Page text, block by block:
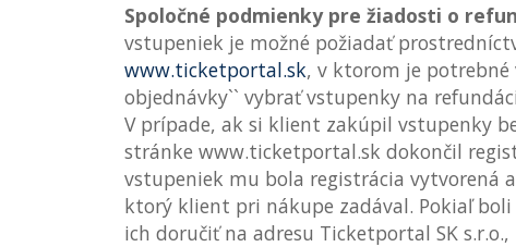
Spoločné podmienky pre žiadosti o
vstupeniek je možné požiadať
www.ticketportal.sk, v ktorom je potrebné
objednávky`` vybrať vstupenky na
V prípade, ak si klient zakúpil vstupenky
stránke www.ticketportal.sk dokončil
vstupeniek mu bola registrácia vytvorená
ktorý klient pri nákupe zadával. Pokiaľ
ich doručiť na adresu Ticketportal SK